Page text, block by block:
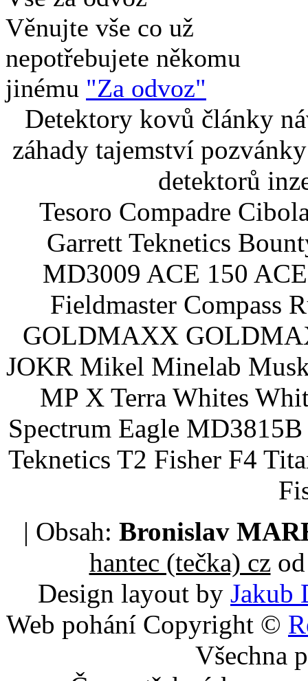
Věnujte vše co už
nepotřebujete někomu
jinému "Za odvoz"
Detektory kovů články
záhady tajemství
detektorů
Tesoro Compadre
Garrett Teknetics
MD3009 ACE 150
Fieldmaster Compass
GOLDMAXX
JOKR Mikel Minelab
MP X Terra Whites
Spectrum Eagle
Teknetics T2 Fisher F4
| Obsah: Bronislav
hantec (tečka) czod
Design layout by Jakub
Web pohání Copyright ©
Všechna